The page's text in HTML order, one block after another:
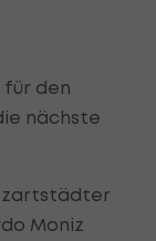
für den
nächste
Moniz